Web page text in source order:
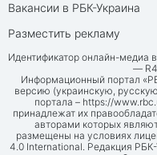
Вакансии в РБК-Украина
Разместить рекламу
Идентификатор онлайн-медиа
—
Информационный портал
версию (украинскую,
портала – https://
принадлежат их
авторами которых
размещены на условиях
4.0 International. Редакция